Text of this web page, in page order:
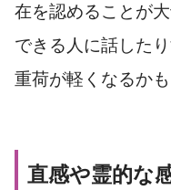
在を認めることが
できる人に話した
重荷が軽くなるかも
直感や霊的な